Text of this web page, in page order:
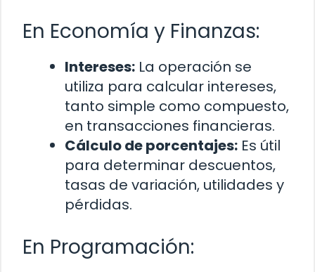
En Economía y Finanzas:
Intereses: La operación se
utiliza para calcular intereses,
tanto simple como compuesto,
en transacciones financieras.
Cálculo de porcentajes: Es útil
para determinar descuentos,
tasas de variación, utilidades y
pérdidas.
En Programación: